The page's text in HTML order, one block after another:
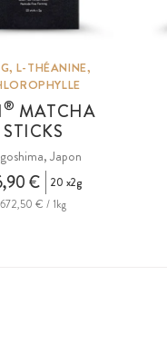
L-THÉANINE,
® MATCHA
STICKS
Japon
€
20 x2g
672,50 € / 1kg